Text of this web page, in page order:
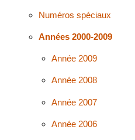
Numéros spéciaux
Années 2000-2009
Année 2009
Année 2008
Année 2007
Année 2006